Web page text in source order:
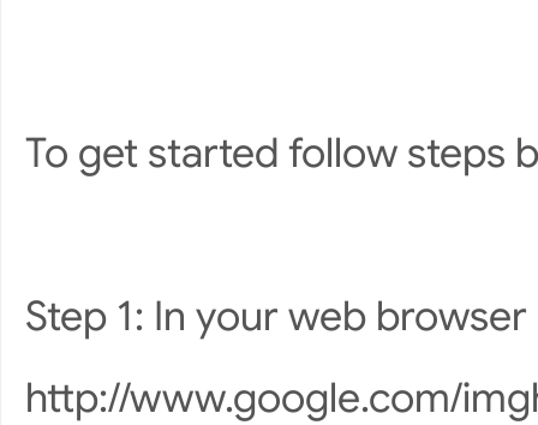
To get started follow steps
Step 1: In your web
http://www.google.com/